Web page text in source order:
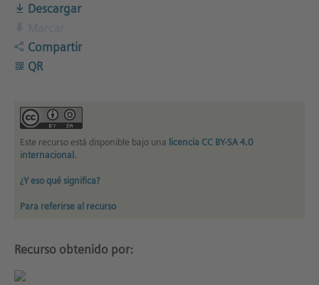
Descargar
Compartir
QR
Este recurso está disponible bajo una licencia CC BY-SA 4.0
internacional .
¿Y eso qué significa?
Para referirse al recurso
Recurso obtenido por: